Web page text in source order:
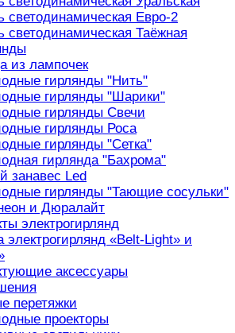
светодинамическая Евро-2
светодинамическая Таёжная
из лампочек
гирлянды "Нить"
гирлянды "Шарики"
гирлянды Свечи
гирлянды Роса
гирлянды "Сетка"
гирлянда "Бахрома"
занавес Led
гирлянды "Тающие сосульки"
и Дюралайт
электрогирлянд
электрогирлянд «Belt-Light» и
аксессуары
перетяжки
проекторы